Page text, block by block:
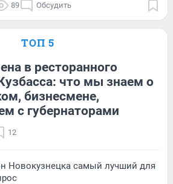
89 Обсудить
ТОП 5
в ресторанного
что мы знаем о
бизнесмене,
с губернаторами
12
Новокузнецка самый лучший для